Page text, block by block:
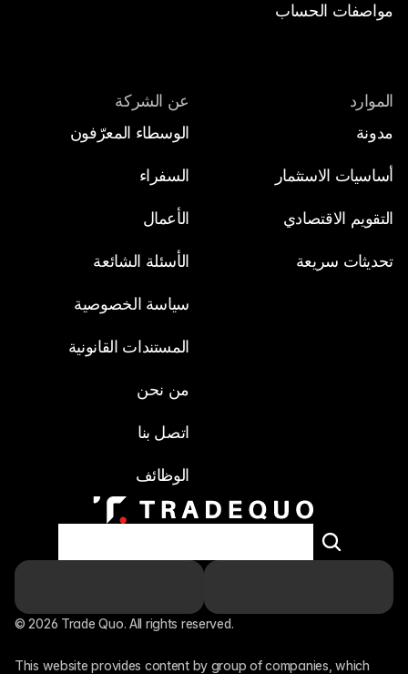
مواصفات الحساب
الموارد
مدونة
أساسيات الاستثمار
التقويم الاقتصادي
تحديثات سريعة
عن الشركة
الوسطاء المعرّفون
السفراء
الأعمال
الأسئلة الشائعة
سياسة الخصوصية
المستندات القانونية
من نحن
اتصل بنا
الوظائف
© 2026 Trade Quo. All rights reserved.
This website provides content by group of companies, which